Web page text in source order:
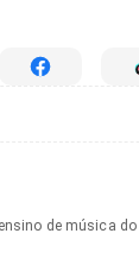
de música do